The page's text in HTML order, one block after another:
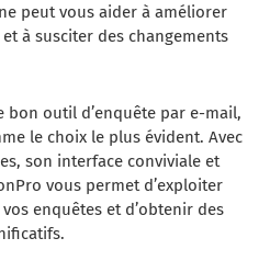
peut vous aider à améliorer
à susciter des changements
bon outil d’enquête par e-mail,
le choix le plus évident. Avec
son interface conviviale et
vous permet d’exploiter
enquêtes et d’obtenir des